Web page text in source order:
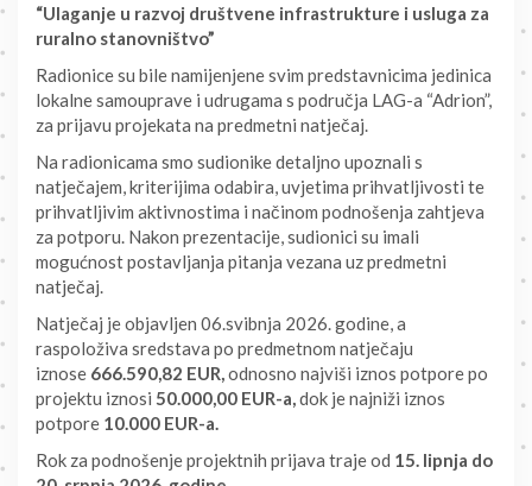
“Ulaganje u razvoj društvene infrastrukture i usluga za
ruralno stanovništvo”
Radionice su bile namijenjene svim predstavnicima jedinica
lokalne samouprave i udrugama s područja LAG-a “Adrion”,
za prijavu projekata na predmetni natječaj.
Na radionicama smo sudionike detaljno upoznali s
natječajem, kriterijima odabira, uvjetima prihvatljivosti te
prihvatljivim aktivnostima i načinom podnošenja zahtjeva
za potporu. Nakon prezentacije, sudionici su imali
mogućnost postavljanja pitanja vezana uz predmetni
natječaj.
Natječaj je objavljen 06.svibnja 2026. godine, a
raspoloživa sredstava po predmetnom natječaju
iznose 666.590,82 EUR,odnosno najviši iznos potpore po
projektu iznosi 50.000,00 EUR-a,dok je najniži iznos
potpore 10.000 EUR-a.
Rok za podnošenje projektnih prijava traje od 15. lipnja do